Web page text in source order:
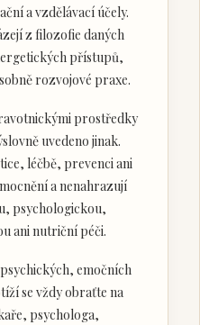
a vzdělávací účely.
z filozofie daných
přístupů,
rozvojové praxe.
prostředky
uvedeno jinak.
léčbě, prevenci ani
a nenahrazují
psychologickou,
ani nutriční péči.
emočních
se vždy obraťte na
psychologa,